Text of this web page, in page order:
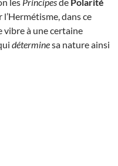
dans ce
vibre à une certaine
déterminesa nature ainsi